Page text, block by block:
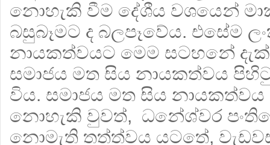
නොහැකි වීම දේශීය වශයෙන්
බසුබෑමට ද බලපෑවේය. එසේම
නායකත්වයට මෙම සටහනේ
සමාජය මත සිය නායකත්වය
විය. සමාජය මත සිය
නොහැකි වුවත්, ධනේශ්වර
නොමැති තත්ත්වය යටතේ,